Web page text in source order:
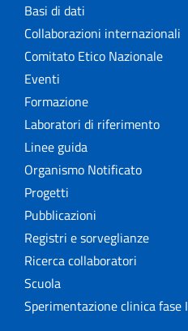
Basi di dati
Collaborazioni internazionali
Comitato Etico Nazionale
Eventi
Formazione
Laboratori di riferimento
Linee guida
Organismo Notificato
Progetti
Pubblicazioni
Registri e sorveglianze
Ricerca collaboratori
Scuola
Sperimentazione clinica fase I